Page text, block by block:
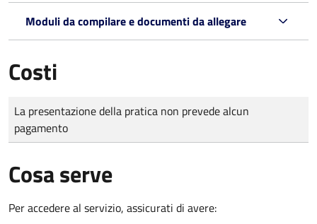
Moduli da compilare e documenti da allegare
Costi
Tipo di pagamento
Importo
La presentazione della pratica non prevede alcun
pagamento
Cosa serve
Per accedere al servizio, assicurati di avere: